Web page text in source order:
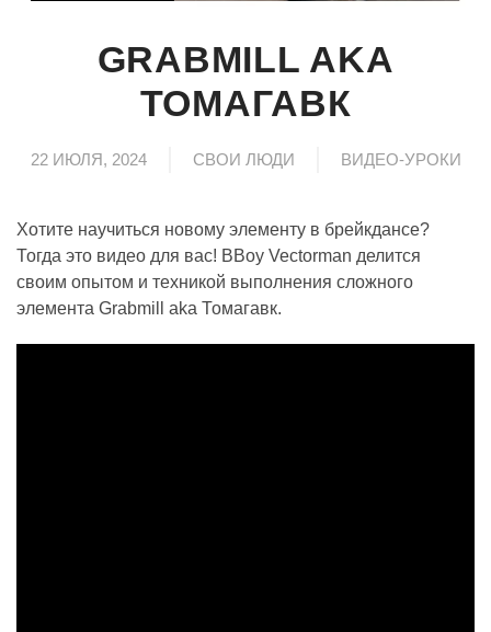
GRABMILL AKA
ТОМАГАВК
22 ИЮЛЯ, 2024 СВОИ ЛЮДИ ВИДЕО-УРОКИ
Хотите научиться новому элементу в брейкдансе?
Тогда это видео для вас! BBoy Vectorman делится
своим опытом и техникой выполнения сложного
элемента Grabmill aka Томагавк.